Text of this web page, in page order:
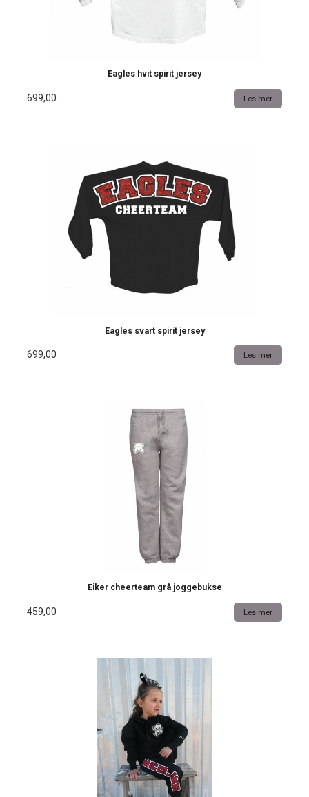
Eagles hvit spirit jersey
699,00 Les mer
Eagles svart spirit jersey
699,00 Les mer
Eiker cheerteam grå joggebukse
459,00 Les mer